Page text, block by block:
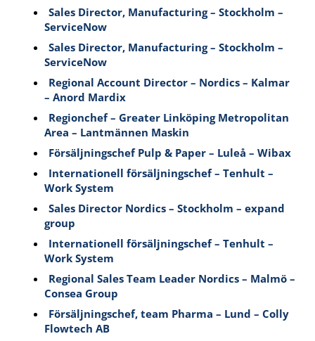
Sales Director, Manufacturing – Stockholm –
ServiceNow
Sales Director, Manufacturing – Stockholm –
ServiceNow
Regional Account Director – Nordics – Kalmar
– Anord Mardix
Regionchef – Greater Linköping Metropolitan
Area – Lantmännen Maskin
Försäljningschef Pulp & Paper – Luleå – Wibax
Internationell försäljningschef – Tenhult –
Work System
Sales Director Nordics – Stockholm – expand
group
Internationell försäljningschef – Tenhult –
Work System
Regional Sales Team Leader Nordics – Malmö –
Consea Group
Försäljningschef, team Pharma – Lund – Colly
Flowtech AB